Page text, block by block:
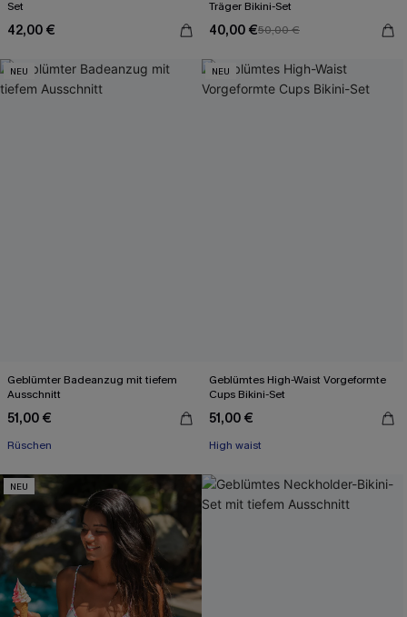
Set
42,00 €
Träger Bikini-Set
40,00 €50,00 €
NEU
Geblümter Badeanzug mit tiefem
Ausschnitt
51,00 €
Rüschen
NEU
Geblümtes High-Waist Vorgeformte
Cups Bikini-Set
51,00 €
High waist
NEU